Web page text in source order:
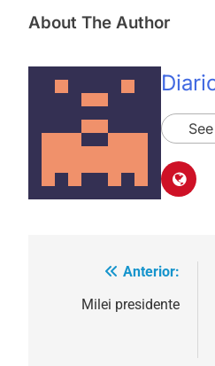
About The Author
Navegación
Anterior:
Milei presidente